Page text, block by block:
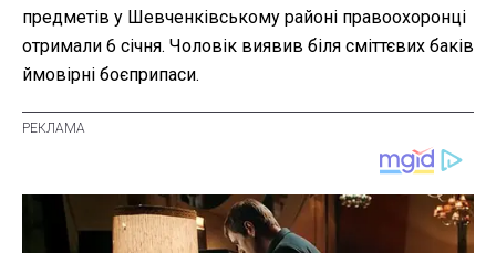
предметів у Шевченківському районі правоохоронці
отримали 6 січня. Чоловік виявив біля сміттєвих баків
ймовірні боєприпаси.